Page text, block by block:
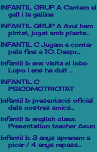
INFANTIL GRUP A Cantam el
gall i la gallina
INFANTIL GRUP A Avui hem
pintat, jugat amb plaste...
INFANTIL C Jugam a contar
pals fins a 10. Despr...
Infantil b: ens visita el lobo
Lupo i ens ha duit ...
INFANTIL C
PSICOMOTRICITAT
Infantil b: presentació oficial
dels nostres amics...
Infantil b: english class.
Presentation teacher Asun
Infantil b: 3 anys aprenem a
picar / 4 anys repass...